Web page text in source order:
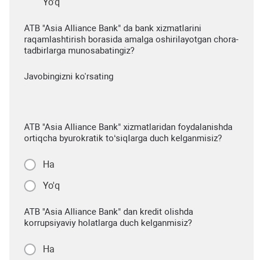
ATB "Asia Alliance Bank" da bank xizmatlarini
raqamlashtirish borasida amalga oshirilayotgan chora-
tadbirlarga munosabatingiz?
Javobingizni ko'rsating
ATB "Asia Alliance Bank" xizmatlaridan foydalanishda
ortiqcha byurokratik to‘siqlarga duch kelganmisiz?
Ha
Yo'q
ATB "Asia Alliance Bank" dan kredit olishda
korrupsiyaviy holatlarga duch kelganmisiz?
Ha